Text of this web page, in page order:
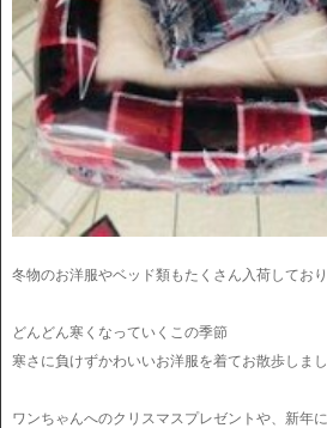
冬物のお洋服やベッド類もたくさん入荷しており
どんどん寒くなっていくこの季節
寒さに負けずかわいいお洋服を着てお散歩しまし
ワンちゃんへのクリスマスプレゼントや、新年